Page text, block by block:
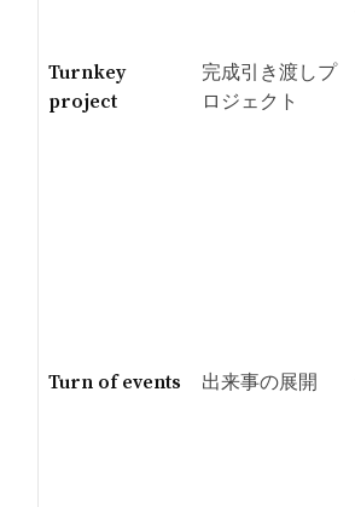
Turnkey
project
完成引き渡しプ
ロジェクト
Turn of events 出来事の展開